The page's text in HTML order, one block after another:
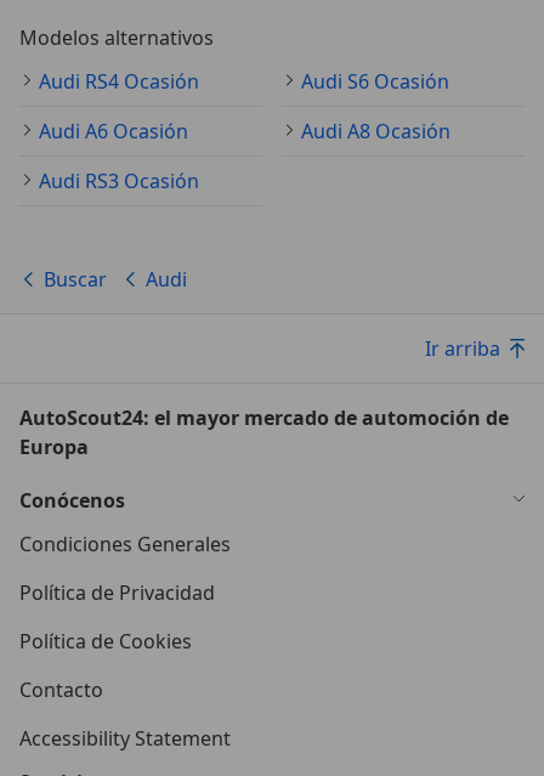
Modelos alternativos
Audi RS4 Ocasión
Audi S6 Ocasión
Audi A6 Ocasión
Audi A8 Ocasión
Audi RS3 Ocasión
Buscar Audi
Ir arriba
AutoScout24: el mayor mercado de automoción de
Europa
Conócenos
Condiciones Generales
Política de Privacidad
Política de Cookies
Contacto
Accessibility Statement